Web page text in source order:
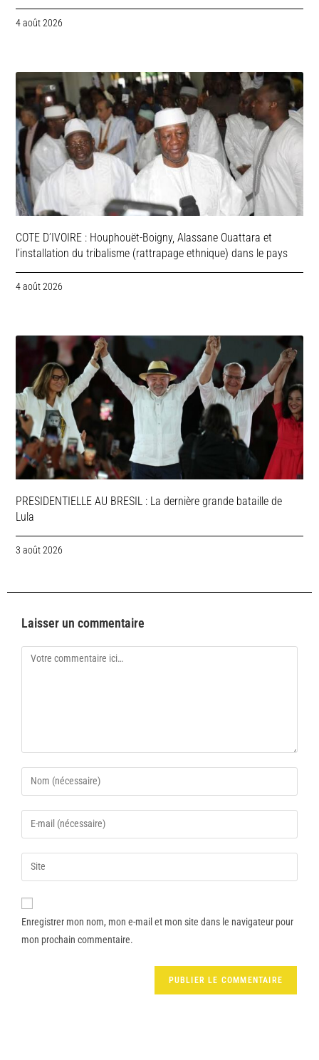
4 août 2026
COTE D’IVOIRE : Houphouët-Boigny, Alassane Ouattara et
l’installation du tribalisme (rattrapage ethnique) dans le pays
4 août 2026
PRESIDENTIELLE AU BRESIL : La dernière grande bataille de
Lula
3 août 2026
Laisser un commentaire
Enregistrer mon nom, mon e-mail et mon site dans le navigateur pour
mon prochain commentaire.